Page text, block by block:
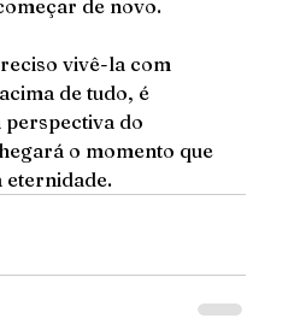
de novo.
vivê-la com
de tudo, é
perspectiva do
o momento que
eternidade.